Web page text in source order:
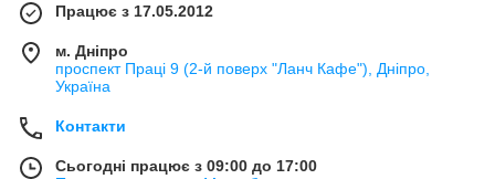
Працює з 17.05.2012
м. Дніпро
проспект Праці 9 (2-й поверх "Ланч Кафе"), Дніпро,
Україна
Контакти
Сьогодні працює з 09:00 до 17:00